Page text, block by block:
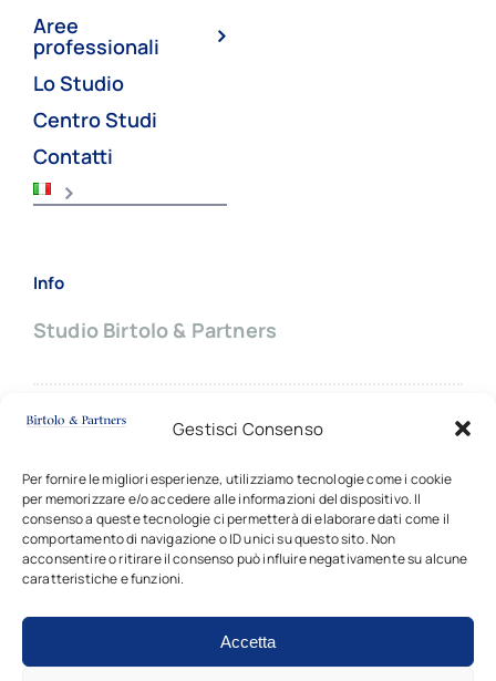
Gestisci Consenso
Per fornire le migliori esperienze, utilizziamo tecnologie come i cookie
per memorizzare e/o accedere alle informazioni del dispositivo. Il
consenso a queste tecnologie ci permetterà di elaborare dati come il
comportamento di navigazione o ID unici su questo sito. Non
acconsentire o ritirare il consenso può influire negativamente su alcune
caratteristiche e funzioni.
Accetta
Aree
professionali
Lo Studio
Centro Studi
Contatti
Info
Studio Birtolo & Partners
Sede principale:
20124 MILANO (Italy)
✆ +3902 66703714 |✉contatti
Copyright © 2024 - 2026 • Tutti i diritti sono riservati •
Studio Birtolo & Partners • P.I. 03917340162